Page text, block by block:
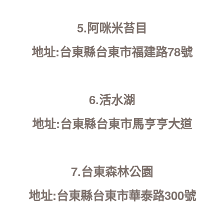
5.阿咪米苔目
地址:台東縣台東市福建路78號
6.活水湖
地址:台東縣台東市馬亨亨大道
7.台東森林公園
地址:台東縣台東市華泰路300號